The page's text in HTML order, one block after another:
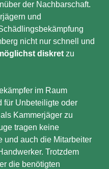
der Nachbarschaft.
und
nicht nur schnell und
diskret zu
im Raum
für Unbeteiligte oder
Kammerjäger zu
tragen keine
und auch die Mitarbeiter
Trotzdem
die benötigten